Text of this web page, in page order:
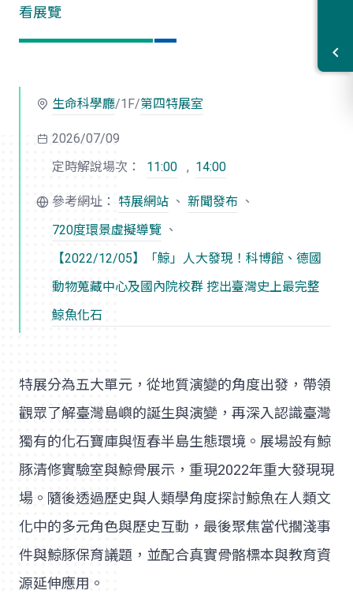
看展覽
生命科學廳/1F/第四特展室
2026/07/09
定時解說場次：
11:00 , 14:00
參考網址： 特展網站 、 新聞發布 、
720度環景虛擬導覽 、
【2022/12/05】「鯨」人大發現！科博館、德國
動物蒐藏中心及國內院校群 挖出臺灣史上最完整
鯨魚化石
特展分為五大單元，從地質演變的角度出發，帶領
觀眾了解臺灣島嶼的誕生與演變，再深入認識臺灣
獨有的化石寶庫與恆春半島生態環境。展場設有鯨
豚清修實驗室與鯨骨展示，重現2022年重大發現現
場。隨後透過歷史與人類學角度探討鯨魚在人類文
化中的多元角色與歷史互動，最後聚焦當代擱淺事
件與鯨豚保育議題，並配合真實骨骼標本與教育資
源延伸應用。